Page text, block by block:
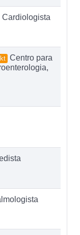
Cardiologista
Centro para